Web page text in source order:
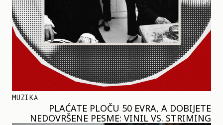
MUZIKA
PLAĆATE PLOČU 50 EVRA, A DOBIJETE
NEDOVRŠENE PESME: VINIL VS. STRIMING